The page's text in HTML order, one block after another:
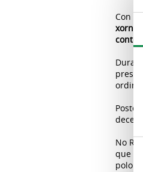
Con
conter
No
que
polo